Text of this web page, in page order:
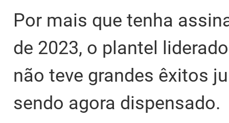
Por mais que tenha
de 2023, o plantel
não teve grandes êxitos
sendo agora dispensado.